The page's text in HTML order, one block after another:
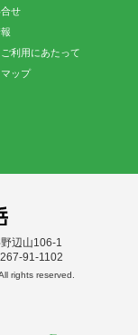
せ
利用にあたって
ップ
辺山106-1
91-1102
rights reserved.